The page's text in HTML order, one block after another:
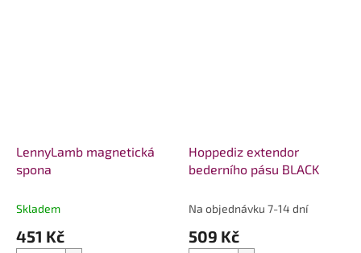
LennyLamb magnetická
spona
Skladem
451 Kč
Hoppediz extendor
bederního pásu BLACK
Na objednávku 7-14 dní
509 Kč